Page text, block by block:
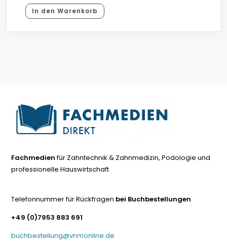
In den Warenkorb
Fachmedienfür Zahntechnik & Zahnmedizin, Podologie und
professionelle Hauswirtschaft
Telefonnummer für Rückfragen bei Buchbestellungen
+49 (0)7953 883 691
buchbestellung@vnmonline.de